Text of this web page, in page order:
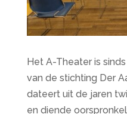
Het A-Theater is
van de stichting Der
dateert uit de jaren
en diende